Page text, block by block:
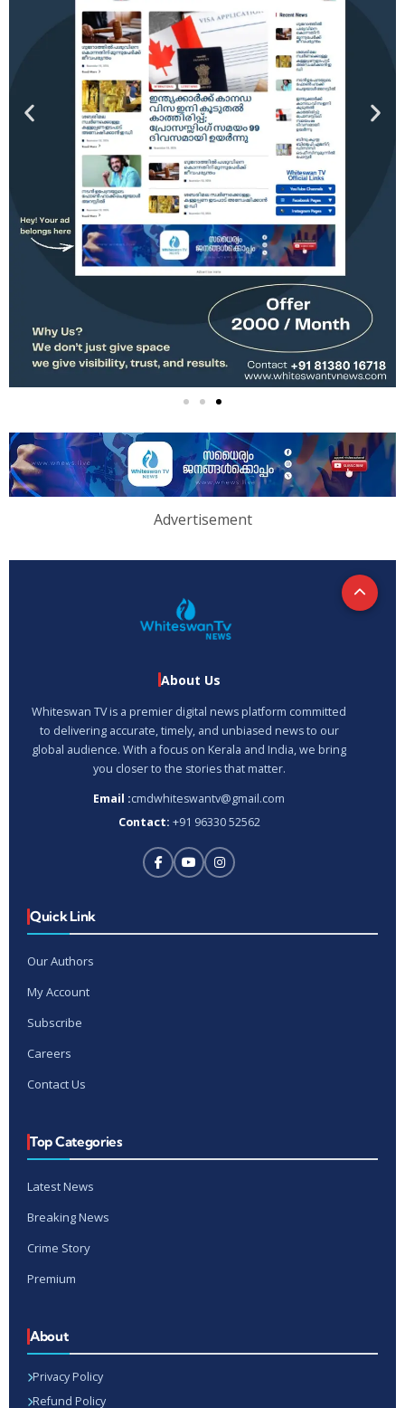
Advertisement
About Us
Whiteswan TV is a premier digital news platform committed
to delivering accurate, timely, and unbiased news to our
global audience. With a focus on Kerala and India, we bring
you closer to the stories that matter.
Email :cmdwhiteswantv@gmail.com
Contact: +91 96330 52562
Quick Link
Our Authors
My Account
Subscribe
Careers
Contact Us
Top Categories
Latest News
Breaking News
Crime Story
Premium
About
Privacy Policy
Refund Policy